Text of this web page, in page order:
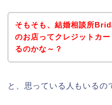
そもそも、結婚相談所
のお店ってクレジットカ
るのかな～？
と、思っている人もいるの